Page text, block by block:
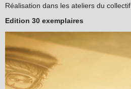
Réalisation dans les ateliers du collectif
Edition 30 exemplaires